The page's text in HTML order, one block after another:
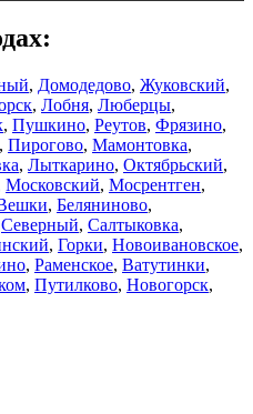
, Домодедово, Жуковский,
, Лобня, Люберцы,
, Пушкино, Реутов, Фрязино,
, Пирогово, Мамонтовка,
, Лыткарино, Октябрьский,
Московский, Мосрентген,
, Беляниново,
Северный, Салтыковка,
, Горки, Новоивановское,
, Раменское, Ватутинки,
, Путилково, Новогорск,